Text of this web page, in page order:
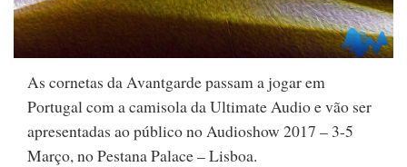
As cornetas da Avantgarde passam a jogar em
Portugal com a camisola da Ultimate Audio e vão ser
apresentadas ao público no Audioshow 2017 – 3-5
Março, no Pestana Palace – Lisboa.